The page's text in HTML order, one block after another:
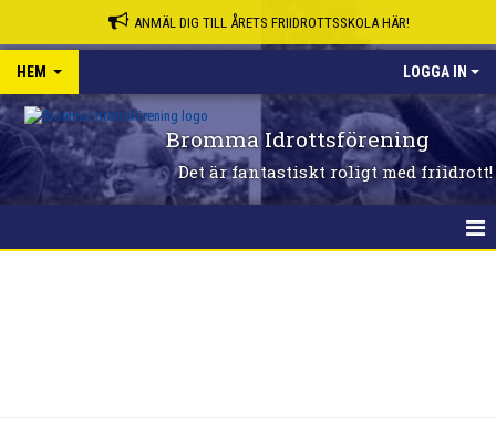
ANMÄL DIG TILL ÅRETS FRIIDROTTSSKOLA HÄR!
HEM LOGGA IN
Bromma Idrottsförening
Det är fantastiskt roligt med friidrott!